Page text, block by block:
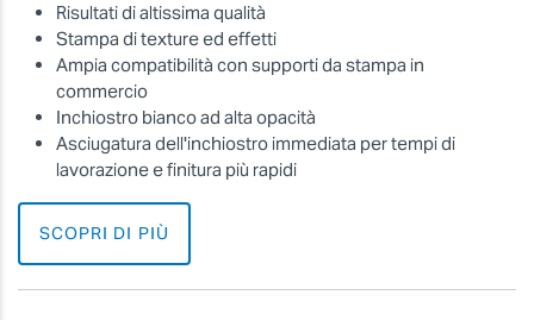
Risultati di altissima qualità
Stampa di texture ed effetti
Ampia compatibilità con supporti da stampa in
commercio
Inchiostro bianco ad alta opacità
Asciugatura dell'inchiostro immediata per tempi di
lavorazione e finitura più rapidi
SCOPRI DI PIÙ